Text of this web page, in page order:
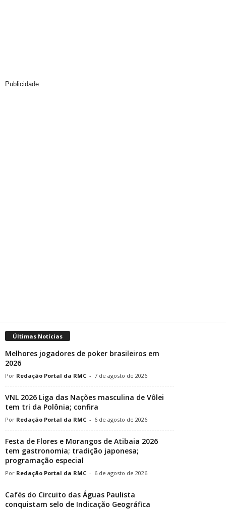
Publicidade:
Últimas Notícias
Melhores jogadores de poker brasileiros em
2026
Redação Portal da RMC - 7 de agosto de 2026
VNL 2026 Liga das Nações masculina de Vôlei
tem tri da Polônia; confira
Redação Portal da RMC - 6 de agosto de 2026
Festa de Flores e Morangos de Atibaia 2026
tem gastronomia; tradição japonesa;
programação especial
Redação Portal da RMC - 6 de agosto de 2026
Cafés do Circuito das Águas Paulista
conquistam selo de Indicação Geográfica